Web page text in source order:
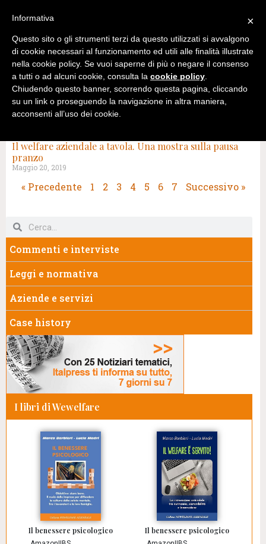
Il welfare aziendale a tavola. Una mostra sulla pausa
pranzo
Maggio 20, 2019
« Precedente 1 2 3 4 5 6 7 Successivo »
Commenti e interviste
Leggi e normativa
Aziende e servizi
Case history
I libri di Wewelfare
Il benessere psicologico Il benessere psicologico
×
Informativa
Questo sito o gli strumenti terzi da questo utilizzati si avvalgono
di cookie necessari al funzionamento ed utili alle finalità illustrate
nella cookie policy. Se vuoi saperne di più o negare il consenso
a tutti o ad alcuni cookie, consulta la cookie policy.
Chiudendo questo banner, scorrendo questa pagina, cliccando
su un link o proseguendo la navigazione in altra maniera,
acconsenti all’uso dei cookie.